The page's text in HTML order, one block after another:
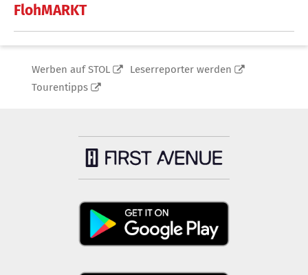
FlohMARKT
Werben auf STOL
Leserreporter werden
Tourentipps